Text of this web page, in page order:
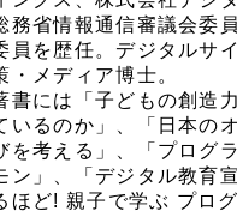
務省情報通信審議会委
員を歴任。デジタルサ
・メディア博士。
書には「子どもの創造
いるのか」、「日本の
を考える」、「プログ
ン」、「デジタル教育
ほど! 親子で学ぶ プロ